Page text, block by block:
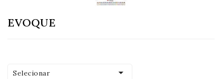
EVOQUE
Selecionar 